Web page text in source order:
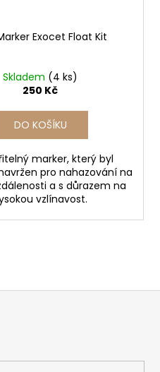
Exocet Float Kit
Skladem (4 ks)
250 Kč
DO KOŠÍKU
marker, který byl
pro nahazování na
a s důrazem na
vzlínavost.